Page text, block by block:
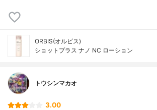
ORBIS(オルビス)
ショットプラス ナノ NC ローション
トウシンマカオ
3.00